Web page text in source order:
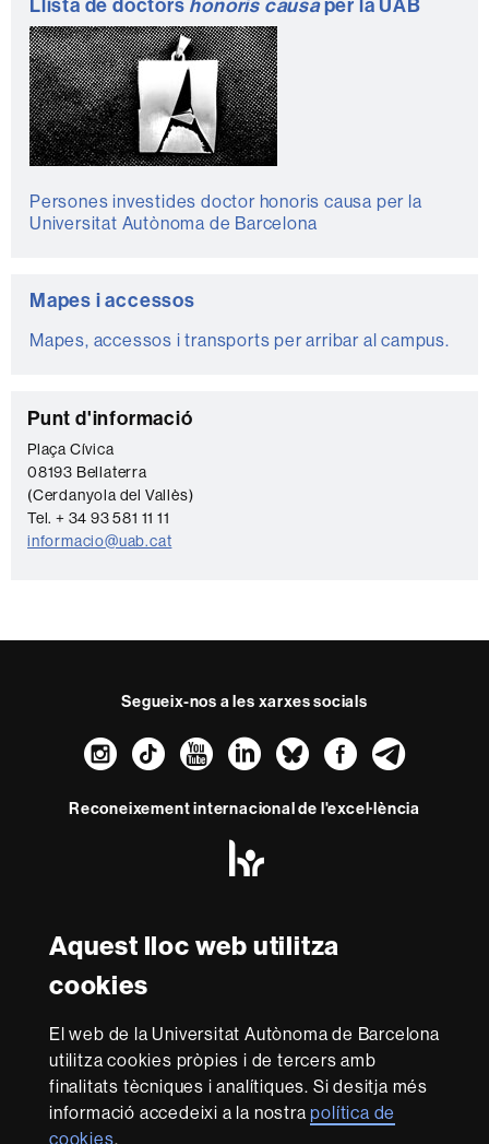
Aquest lloc web utilitza
cookies
El web de la Universitat Autònoma de Barcelona
utilitza cookies pròpies i de tercers amb
finalitats tècniques i analítiques. Si desitja més
informació accedeixi a la nostrapolítica de
cookies.
Persones investides doctor honoris causa per la
Universitat Autònoma de Barcelona
Mapes i accessos
Mapes, accessos i transports per arribar al campus.
C
o
n
t
a
e
Punt d'informació
Plaça Cívica
08193 Bellaterra
(Cerdanyola del Vallès)
Tel. + 34 93 581 11 11
informacio@uab.cat
Segueix-nos a les xarxes socials
Instagram
TikTokYouTube
LinkedIn
Bluesky
Reconeixement internacional de l'excel·lència
-
Euraxess
Amb el finançament de
Sobre
aquest
web
Avís legal Protecció de dades Sobre el
web
Accessibilitat web Mapa del web UAB